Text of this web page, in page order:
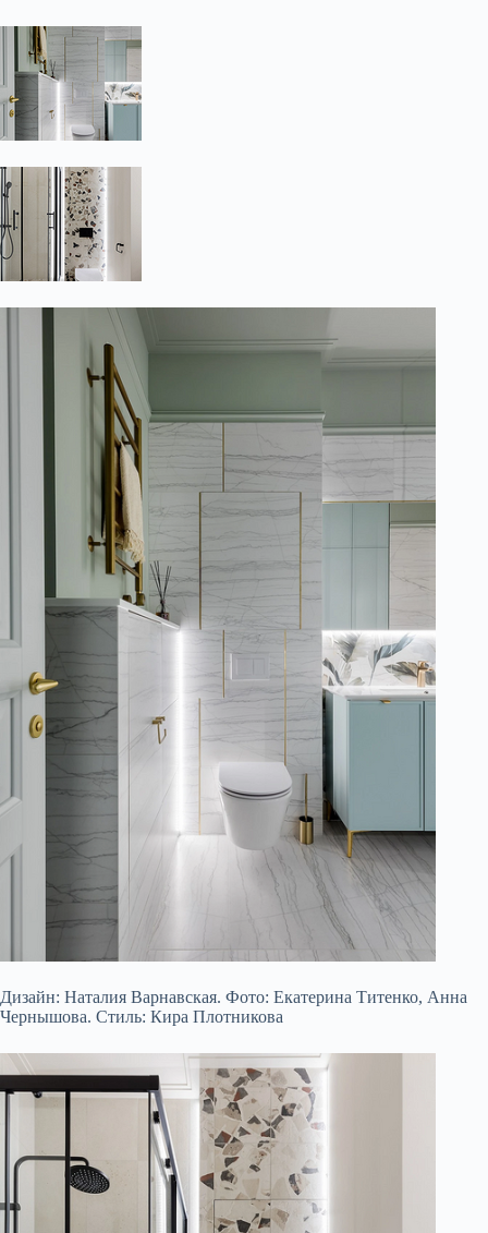
Дизайн: Наталия Варнавская. Фото: Екатерина Титенко, Анна
Чернышова. Стиль: Кира Плотникова